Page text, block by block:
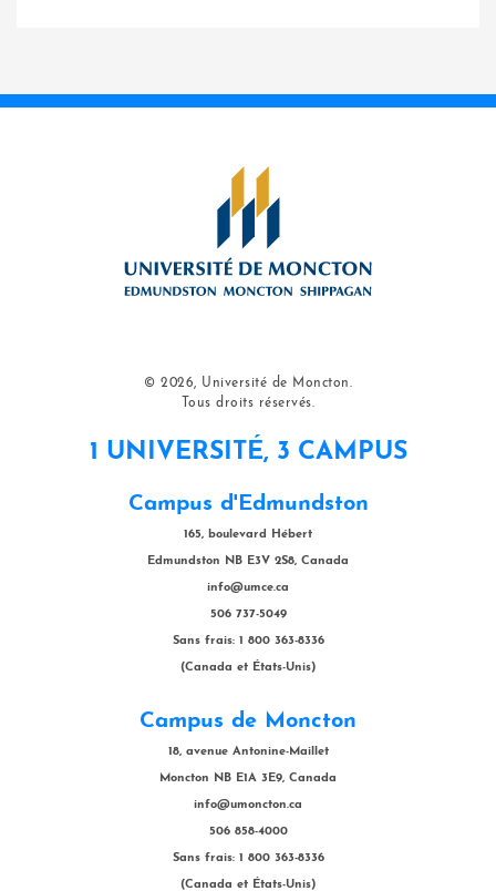
© 2026, Université de Moncton.
Tous droits réservés.
1 UNIVERSITÉ, 3 CAMPUS
Campus d'Edmundston
165, boulevard Hébert
Edmundston NB E3V 2S8, Canada
info@umce.ca
506 737-5049
Sans frais: 1 800 363-8336
(Canada et États-Unis)
Campus de Moncton
18, avenue Antonine-Maillet
Moncton NB E1A 3E9, Canada
info@umoncton.ca
506 858-4000
Sans frais: 1 800 363-8336
(Canada et États-Unis)